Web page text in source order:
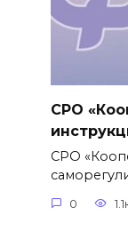
СРО
СРО
0